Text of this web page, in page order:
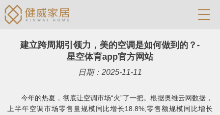
建立跨周期引领力，美的空调是如何做到的？-
星空体育app官方网站
日期：2025-11-11
今年的热夏，彻底让空调市场“火”了一把。根据奥维云网数据，
上半年空调市场零售量规模同比增长18.8%;零售额规模同比增长